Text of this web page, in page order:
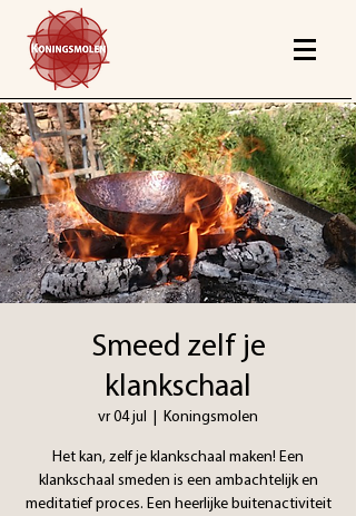
Smeed zelf je
klankschaal
vr 04 jul
  |
Koningsmolen
Het kan, zelf je klankschaal maken! Een
klankschaal smeden is een ambachtelijk en
meditatief proces. Een heerlijke buitenactiviteit